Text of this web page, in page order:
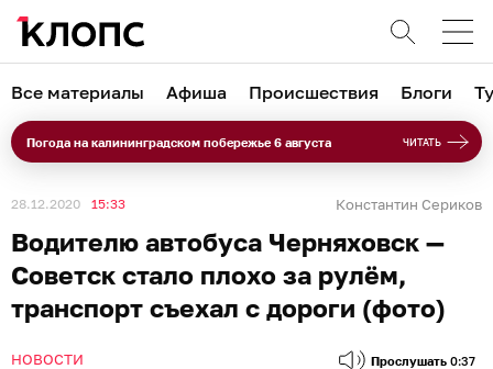
Все материалы Афиша Происшествия Блоги
Погода на калининградском побережье 6 августа ЧИТАТЬ
28.12.2020 15:33 Константин Сериков
Водителю автобуса Черняховск —
Советск стало плохо за рулём,
транспорт съехал с дороги (фото)
НОВОСТИ Прослушать 0:37